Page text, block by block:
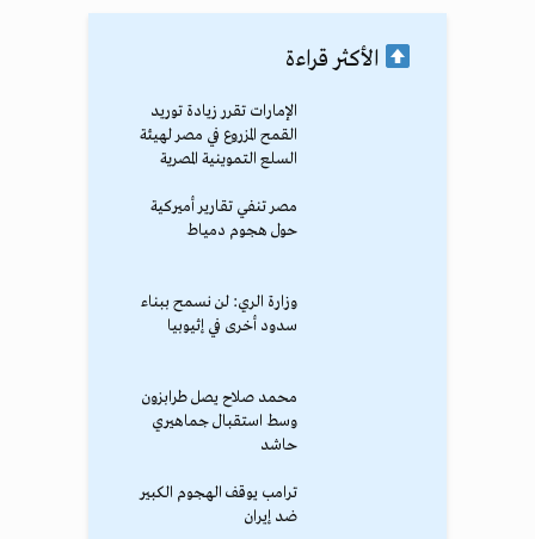
الأكثر قراءة
الإمارات تقرر زيادة توريد
القمح المزروع في مصر لهيئة
السلع التموينية المصرية
مصر تنفي تقارير أميركية
حول هجوم دمياط
وزارة الري: لن نسمح ببناء
سدود أخرى في إثيوبيا
محمد صلاح يصل طرابزون
وسط استقبال جماهيري
حاشد
ترامب يوقف الهجوم الكبير
ضد إيران